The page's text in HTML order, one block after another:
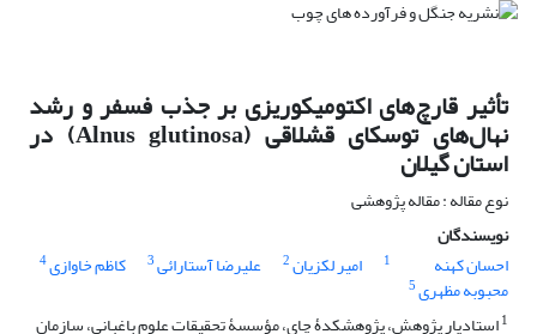
تأثیر قارچ‌های اکتومیکوریزی بر جذب فسفر و رشد
نهال‌های توسکای قشلاقی (Alnus glutinosa) در
استان گیلان
نوع مقاله : مقاله پژوهشی
نویسندگان
احسان کهنه
1 امیر لکزیان2 علیرضا آستارائی3 کاظم خاوازی4
محبوبه مظهری5
1استادیار پژوهش، پژوهشکدۀ چای، مؤسسۀ تحقیقات علوم باغبانی، سازمان